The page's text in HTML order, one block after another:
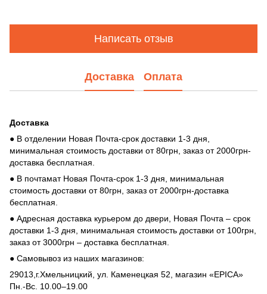
Написать отзыв
Доставка Оплата
Доставка
● В отделении Новая Почта-срок доставки 1-3 дня,
минимальная стоимость доставки от 80грн, заказ от 2000грн-
доставка бесплатная.
● В почтамат Новая Почта-срок 1-3 дня, минимальная
стоимость доставки от 80грн, заказ от 2000грн-доставка
бесплатная.
● Адресная доставка курьером до двери, Новая Почта – срок
доставки 1-3 дня, минимальная стоимость доставки от 100грн,
заказ от 3000грн – доставка бесплатная.
● Самовывоз из наших магазинов:
29013,г.Хмельницкий, ул. Каменецкая 52, магазин «EPICA»
Пн.-Вс. 10.00–19.00